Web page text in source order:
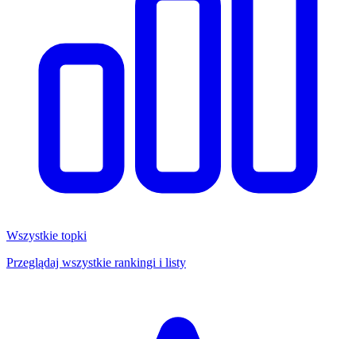
Wszystkie topki
Przeglądaj wszystkie rankingi i listy